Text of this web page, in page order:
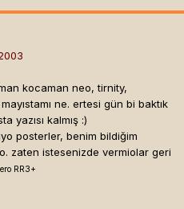
kocaman neo, tirnity,
ne. ertesi gün bi baktık
yazısı kalmış :)
posterler, benim bildiğim
zaten istesenizde vermiolar geri
RR3+